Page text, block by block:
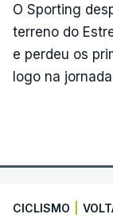
O Sporting
terreno do
e perdeu os
logo na
CICLISMO